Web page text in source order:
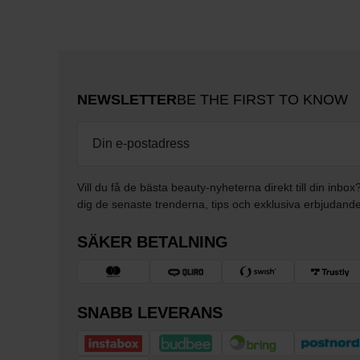
NEWSLETTERBE THE FIRST TO KNOW
Vill du få de bästa beauty-nyheterna direkt till din
dig de senaste trenderna, tips och exklusiva
SÄKER BETALNING
SNABB LEVERANS